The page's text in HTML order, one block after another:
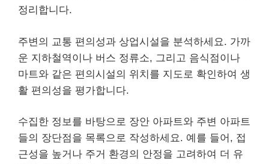
정리합니다.
주변의 교통 편의성과 상업시설을 분석하세요. 가까
운 지하철역이나 버스 정류소, 그리고 음식점이나
마트와 같은 편의시설의 위치를 지도로 확인하여 생
활 편의성을 평가합니다.
수집한 정보를 바탕으로 장안 아파트와 주변 아파트
들의 장단점을 목록으로 작성하세요. 예를 들어, 접
근성을 높거나 주거 환경의 안정을 고려하여 더 유